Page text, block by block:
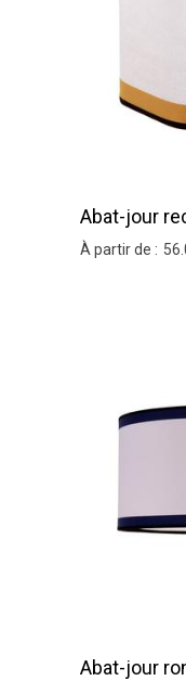
Abat-jour
Figari
À partir de : 56
Abat-jour